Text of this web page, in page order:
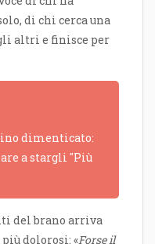
di chi cerca una
altri e finisce per
dimenticato:
a stargli "Più
del brano arriva
più dolorosi: «Forse il